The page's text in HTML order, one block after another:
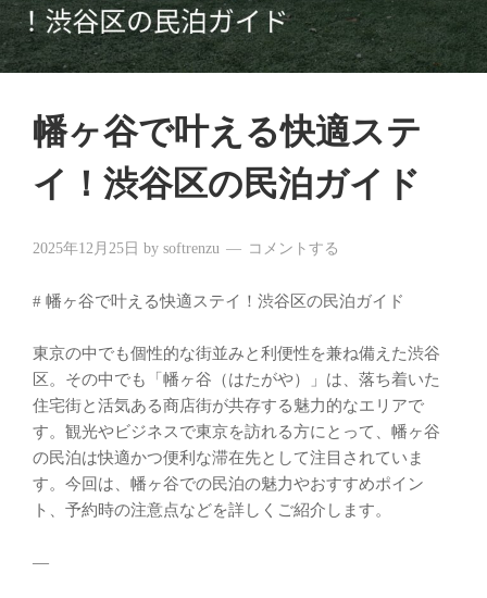
幡ヶ谷で叶える快適ステ
イ！渋谷区の民泊ガイド
2025年12月25日 by softrenzu コメントする
# 幡ヶ谷で叶える快適ステイ！渋谷区の民泊ガイド
東京の中でも個性的な街並みと利便性を兼ね備えた渋谷
区。その中でも「幡ヶ谷（はたがや）」は、落ち着いた
住宅街と活気ある商店街が共存する魅力的なエリアで
す。観光やビジネスで東京を訪れる方にとって、幡ヶ谷
の民泊は快適かつ便利な滞在先として注目されていま
す。今回は、幡ヶ谷での民泊の魅力やおすすめポイン
ト、予約時の注意点などを詳しくご紹介します。
—